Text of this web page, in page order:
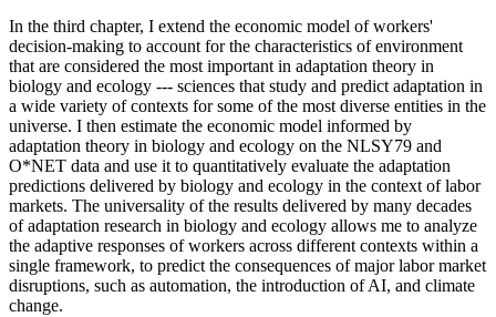
In the third chapter, I extend the economic model of workers'
decision-making to account for the characteristics of environment
that are considered the most important in adaptation theory in
biology and ecology --- sciences that study and predict adaptation in
a wide variety of contexts for some of the most diverse entities in the
universe. I then estimate the economic model informed by
adaptation theory in biology and ecology on the NLSY79 and
O*NET data and use it to quantitatively evaluate the adaptation
predictions delivered by biology and ecology in the context of labor
markets. The universality of the results delivered by many decades
of adaptation research in biology and ecology allows me to analyze
the adaptive responses of workers across different contexts within a
single framework, to predict the consequences of major labor market
disruptions, such as automation, the introduction of AI, and climate
change.